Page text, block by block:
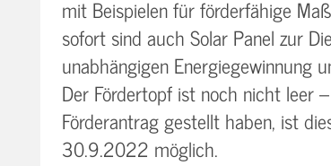
mit Beispielen für förderfähige
sofort sind auch Solar Panel zur
unabhängigen Energiegewinnung
Der Fördertopf ist noch nicht leer
Förderantrag gestellt haben, ist
30.9.2022 möglich.